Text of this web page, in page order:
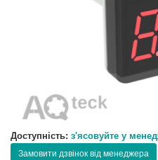
Доступність: з'ясовуйте у
Замовити дзвінок від менеджера